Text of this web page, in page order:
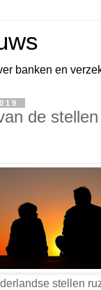
banken en
de
stellen